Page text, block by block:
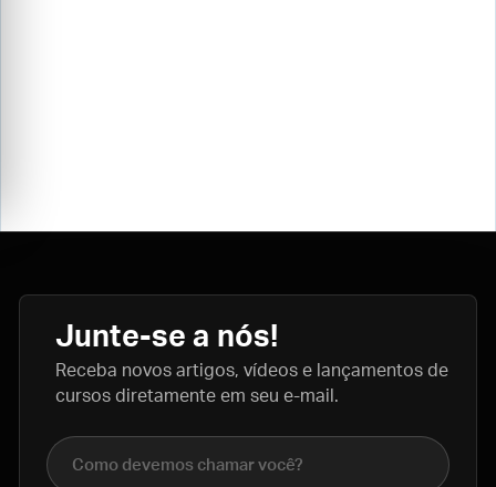
Junte-se a nós!
Receba novos artigos, vídeos e lançamentos de
cursos diretamente em seu e-mail.
Nome completo